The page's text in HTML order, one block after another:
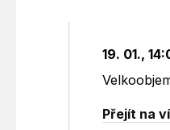
19. 01.,
Přejít na